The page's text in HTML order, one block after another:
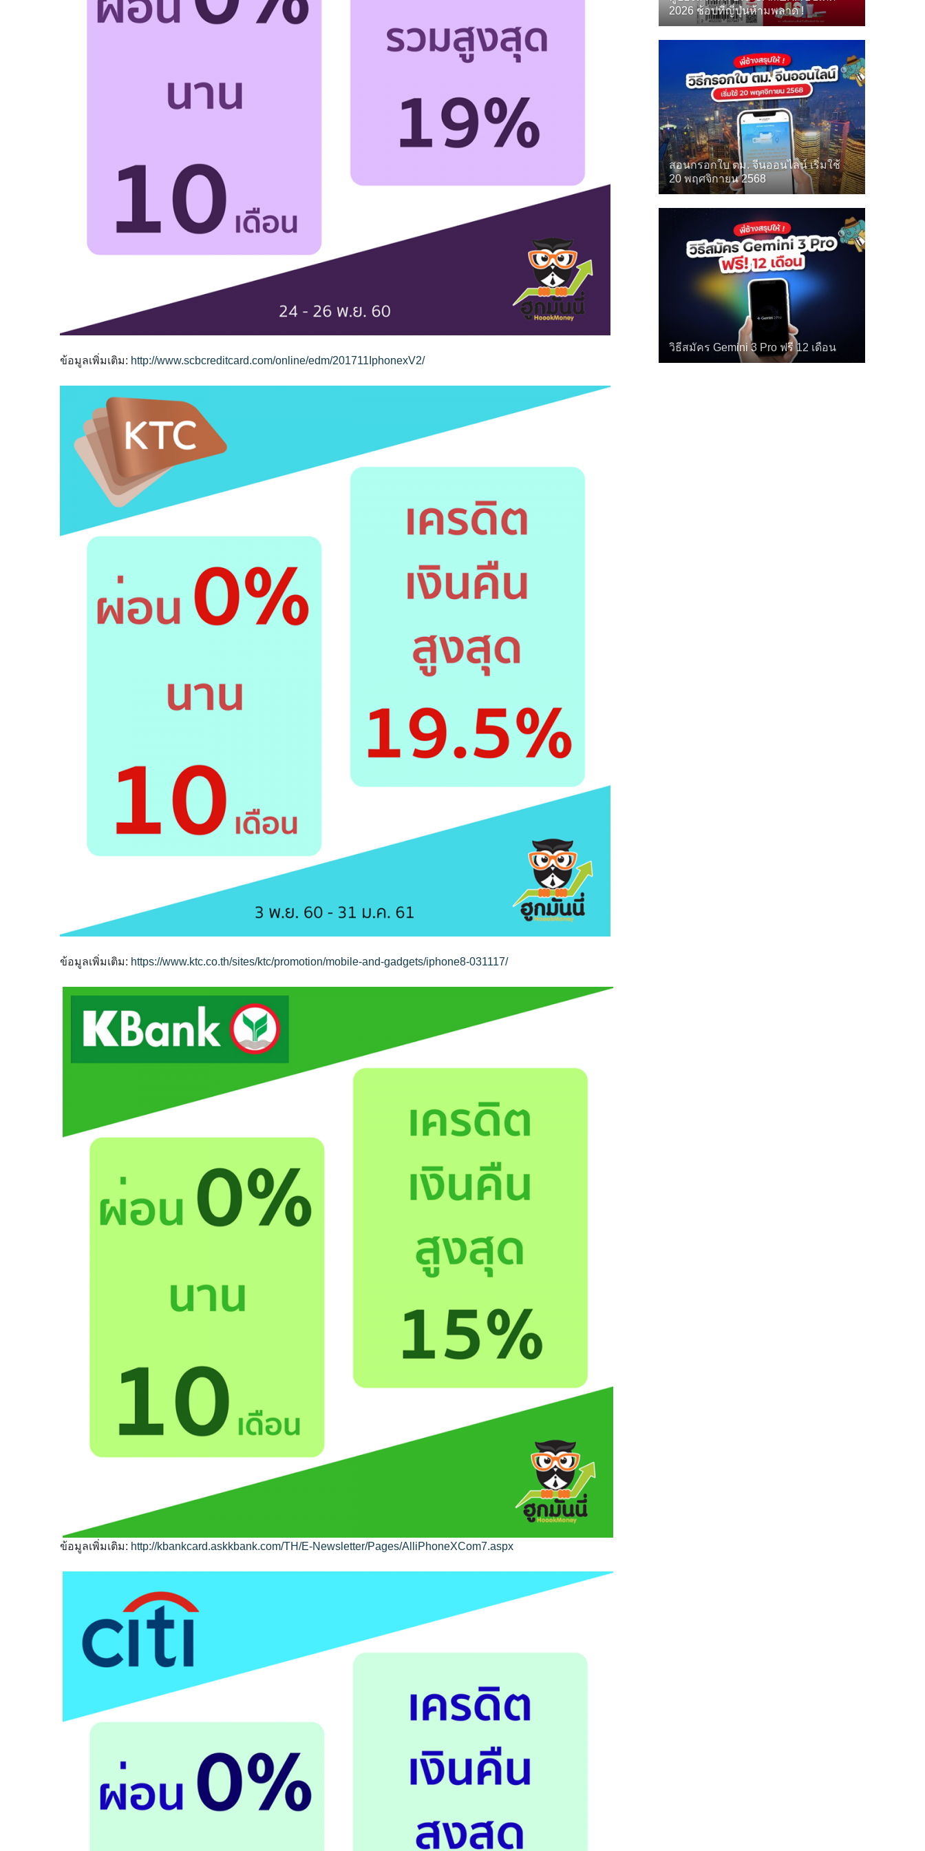
ข้อมูลเพิ่มเติม: http://www.scbcreditcard.com/online/edm/201711IphonexV2/
ข้อมูลเพิ่มเติม: https://www.ktc.co.th/sites/ktc/promotion/mobile-and-gadgets/iphone8-031117/
ข้อมูลเพิ่มเติม: http://kbankcard.askkbank.com/TH/E-Newsletter/Pages/AlliPhoneXCom7.aspx
2026 ช้อปที่ญี่ปุ่นห้ามพลาด !
สอนกรอกใบ ตม. จีนออนไลน์ เริ่มใช้
20 พฤศจิกายน 2568
วิธีสมัคร Gemini 3 Pro ฟรี 12 เดือน